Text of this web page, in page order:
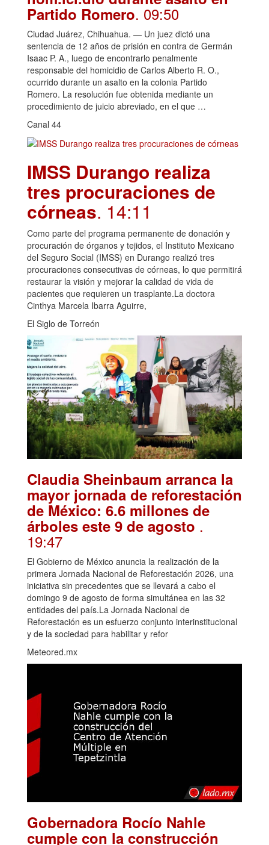
Partido Romero. 09:50
Ciudad Juárez, Chihuahua. — Un juez dictó una
sentencia de 12 años de prisión en contra de Germán
Isaac P. A., luego de encontrarlo penalmente
responsable del homicidio de Carlos Alberto R. O.,
ocurrido durante un asalto en la colonia Partido
Romero. La resolución fue obtenida mediante un
procedimiento de juicio abreviado, en el que …
Canal 44
IMSS Durango realiza
tres procuraciones de
córneas. 14:11
Como parte del programa permanente de donación y
procuración de órganos y tejidos, el Instituto Mexicano
del Seguro Social (IMSS) en Durango realizó tres
procuraciones consecutivas de córneas, lo que permitirá
restaurar la visión y mejorar la calidad de vida de
pacientes que requieren un trasplante.La doctora
Cinthya Marcela Ibarra Aguirre,
El Siglo de Torreón
Claudia Sheinbaum arranca la
mayor jornada de reforestación
de México: 6.6 millones de
árboles este 9 de agosto .
19:47
El Gobierno de México anuncia la realización de la
primera Jornada Nacional de Reforestación 2026, una
iniciativa sin precedentes que se llevará a cabo el
domingo 9 de agosto de forma simultánea en las 32
entidades del país.La Jornada Nacional de
Reforestación es un esfuerzo conjunto interinstitucional
y de la sociedad para habilitar y refor
Meteored.mx
Gobernadora Rocío Nahle
cumple con la construcción